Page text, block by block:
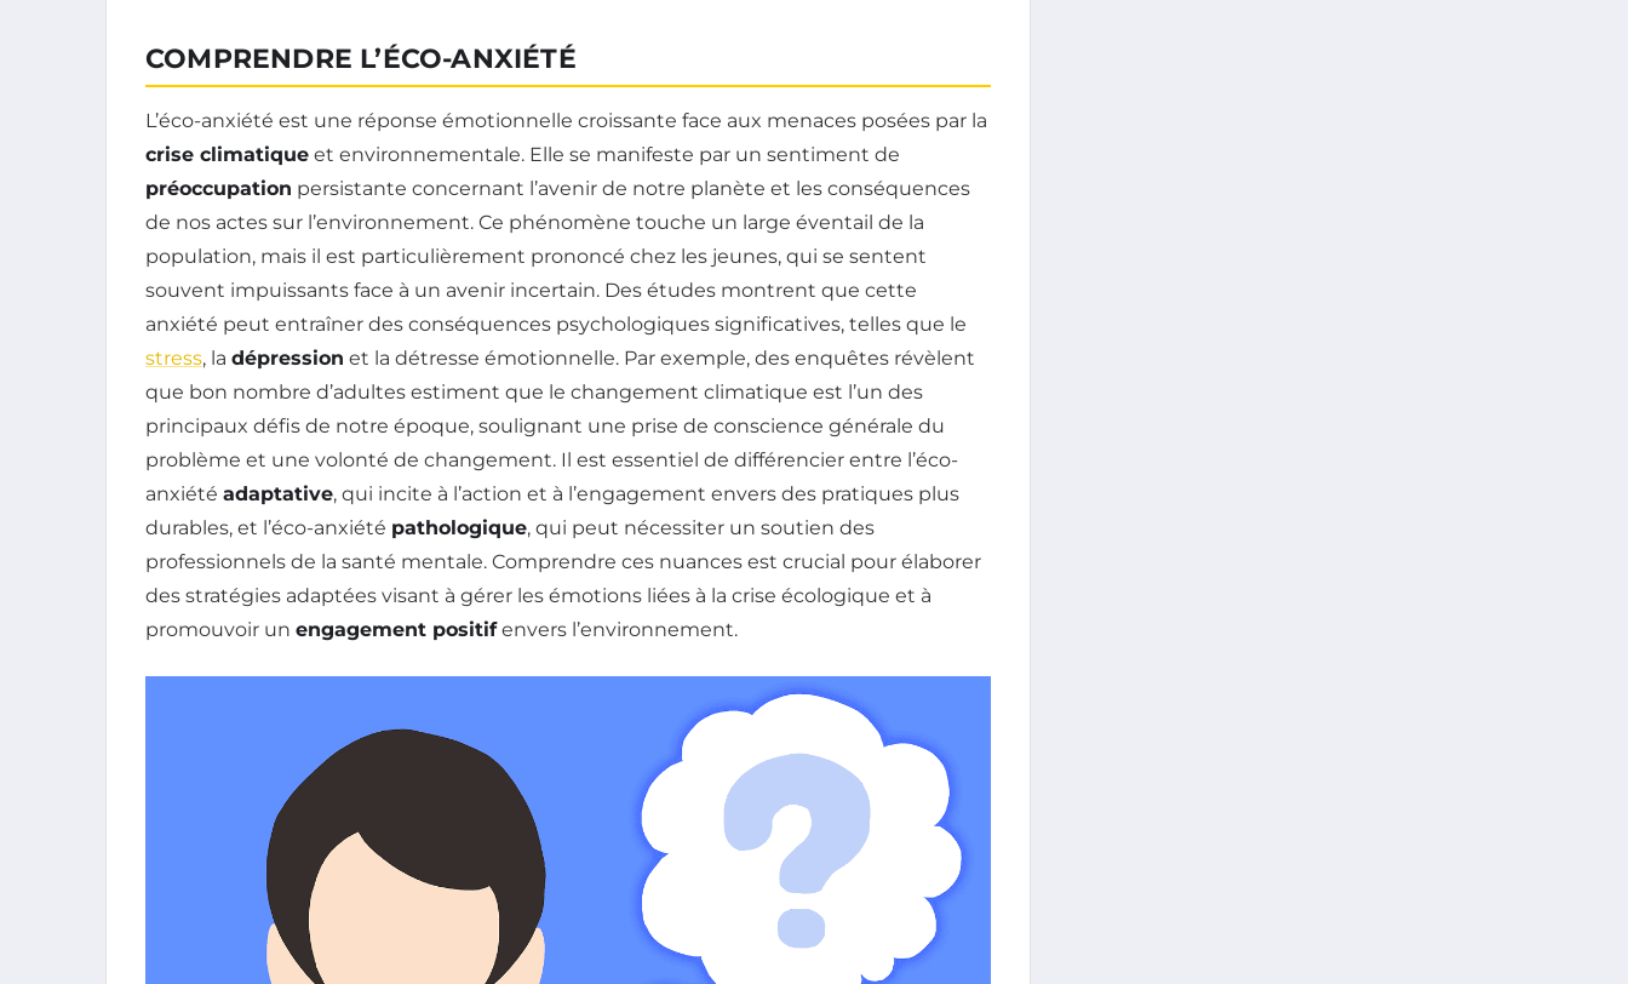
COMPRENDRE L’ÉCO-ANXIÉTÉ
L’éco-anxiété est une réponse émotionnelle croissante face aux menaces posées par la
crise climatique et environnementale. Elle se manifeste par un sentiment de
préoccupation persistante concernant l’avenir de notre planète et les conséquences
de nos actes sur l’environnement. Ce phénomène touche un large éventail de la
population, mais il est particulièrement prononcé chez les jeunes, qui se sentent
souvent impuissants face à un avenir incertain. Des études montrent que cette
anxiété peut entraîner des conséquences psychologiques significatives, telles que le
stress, la dépression et la détresse émotionnelle. Par exemple, des enquêtes révèlent
que bon nombre d’adultes estiment que le changement climatique est l’un des
principaux défis de notre époque, soulignant une prise de conscience générale du
problème et une volonté de changement. Il est essentiel de différencier entre l’éco-
anxiété adaptative, qui incite à l’action et à l’engagement envers des pratiques plus
durables, et l’éco-anxiété pathologique, qui peut nécessiter un soutien des
professionnels de la santé mentale. Comprendre ces nuances est crucial pour élaborer
des stratégies adaptées visant à gérer les émotions liées à la crise écologique et à
promouvoir un engagement positifenvers l’environnement.